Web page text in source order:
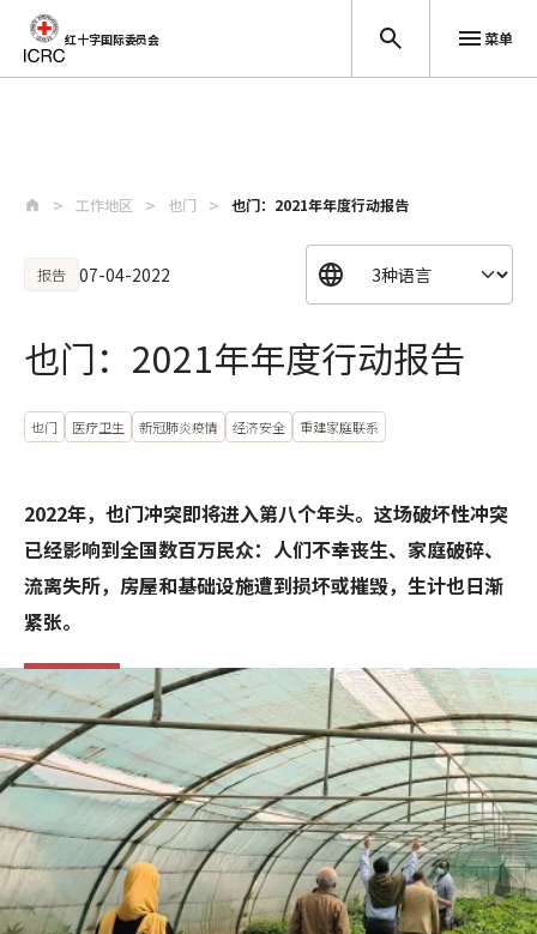
红十字国际委员会 菜单
工作地区 也门 也门：2021年年度行动报告
报告 07-04-2022
也门：2021年年度行动报告
也门 医疗卫生 新冠肺炎疫情 经济安全 重建家庭联系
2022年，也门冲突即将进入第八个年头。这场破坏性冲突
已经影响到全国数百万民众：人们不幸丧生、家庭破碎、
流离失所，房屋和基础设施遭到损坏或摧毁，生计也日渐
紧张。